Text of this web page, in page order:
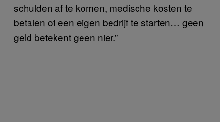
schulden af te komen, medische kosten te
betalen of een eigen bedrijf te starten… geen
geld betekent geen nier.”